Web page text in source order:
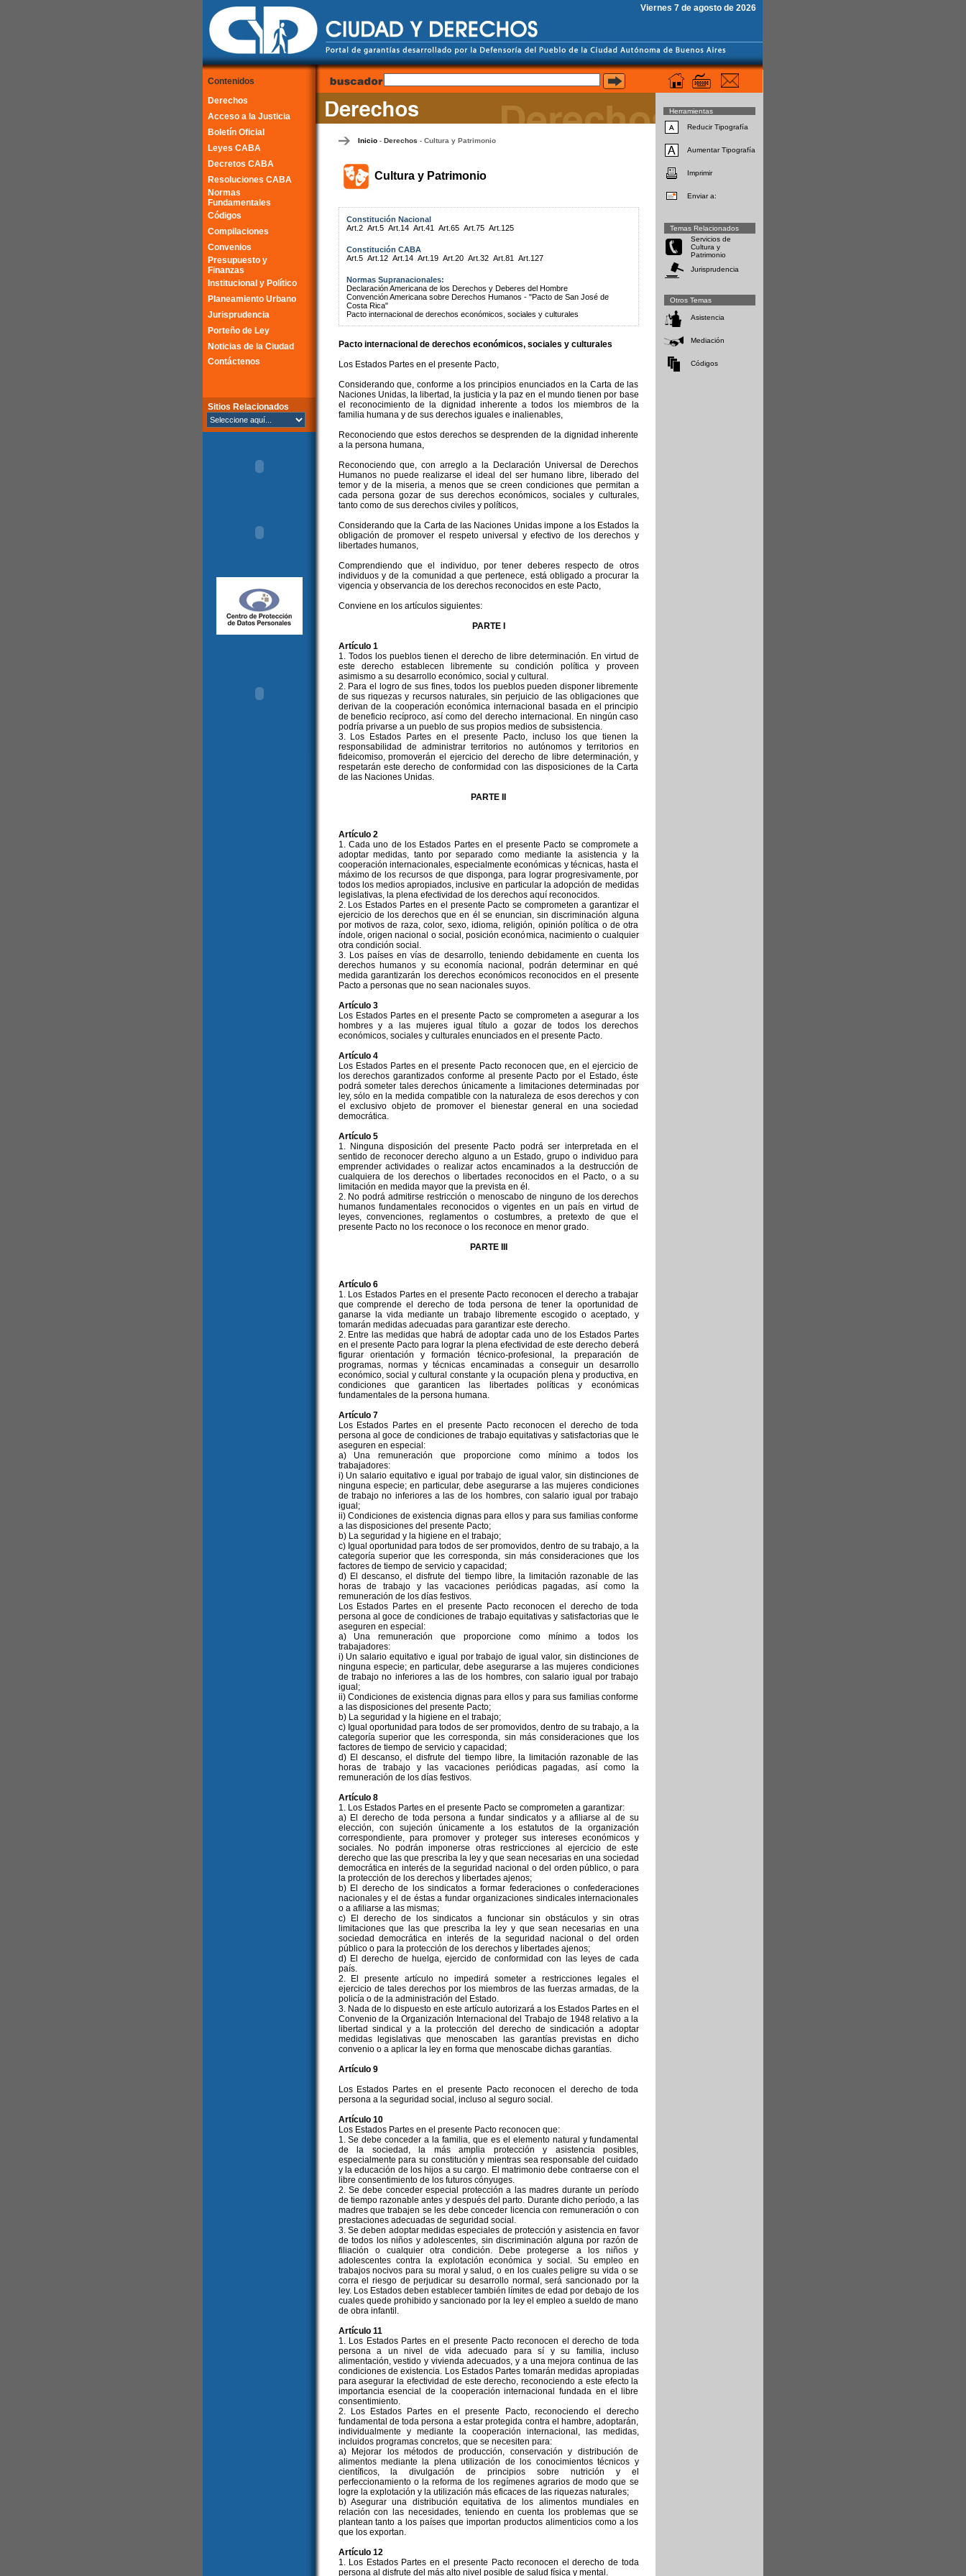
Viernes 7 de agosto de 2026
Contenidos
Derechos
Acceso a la Justicia
Boletín Oficial
Leyes CABA
Decretos CABA
Resoluciones CABA
Normas
Fundamentales
Códigos
Compilaciones
Convenios
Presupuesto y
Finanzas
Institucional y Político
Planeamiento Urbano
Jurisprudencia
Porteño de Ley
Noticias de la Ciudad
Contáctenos
Sitios Relacionados
Herramientas
Reducir Tipografía
Aumentar Tipografía
Imprimir
Enviar a:
Temas Relacionados
Servicios de
Cultura y
Patrimonio
Jurisprudencia
Otros Temas
Asistencia
Mediación
Códigos
Inicio- Derechos - Cultura y Patrimonio
Cultura y Patrimonio
Constitución Nacional
Art.2 Art.5 Art.14 Art.41 Art.65 Art.75 Art.125
Constitución CABA
Art.5 Art.12 Art.14 Art.19 Art.20 Art.32 Art.81 Art.127
Normas Supranacionales:
Declaración Americana de los Derechos y Deberes del Hombre
Convención Americana sobre Derechos Humanos - "Pacto de San José de
Costa Rica"
Pacto internacional de derechos económicos, sociales y culturales
Pacto internacional de derechos económicos, sociales y culturales
Los Estados Partes en el presente Pacto,
Considerando que, conforme a los principios enunciados en la Carta de las
Naciones Unidas, la libertad, la justicia y la paz en el mundo tienen por base
el reconocimiento de la dignidad inherente a todos los miembros de la
familia humana y de sus derechos iguales e inalienables,
Reconociendo que estos derechos se desprenden de la dignidad inherente
a la persona humana,
Reconociendo que, con arreglo a la Declaración Universal de Derechos
Humanos no puede realizarse el ideal del ser humano libre, liberado del
temor y de la miseria, a menos que se creen condiciones que permitan a
cada persona gozar de sus derechos económicos, sociales y culturales,
tanto como de sus derechos civiles y políticos,
Considerando que la Carta de las Naciones Unidas impone a los Estados la
obligación de promover el respeto universal y efectivo de los derechos y
libertades humanos,
Comprendiendo que el individuo, por tener deberes respecto de otros
individuos y de la comunidad a que pertenece, está obligado a procurar la
vigencia y observancia de los derechos reconocidos en este Pacto,
Conviene en los artículos siguientes:
PARTE I
Artículo 1
1. Todos los pueblos tienen el derecho de libre determinación. En virtud de
este derecho establecen libremente su condición política y proveen
asimismo a su desarrollo económico, social y cultural.
2. Para el logro de sus fines, todos los pueblos pueden disponer libremente
de sus riquezas y recursos naturales, sin perjuicio de las obligaciones que
derivan de la cooperación económica internacional basada en el principio
de beneficio recíproco, así como del derecho internacional. En ningún caso
podría privarse a un pueblo de sus propios medios de subsistencia.
3. Los Estados Partes en el presente Pacto, incluso los que tienen la
responsabilidad de administrar territorios no autónomos y territorios en
fideicomiso, promoverán el ejercicio del derecho de libre determinación, y
respetarán este derecho de conformidad con las disposiciones de la Carta
de las Naciones Unidas.
PARTE II
Artículo 2
1. Cada uno de los Estados Partes en el presente Pacto se compromete a
adoptar medidas, tanto por separado como mediante la asistencia y la
cooperación internacionales, especialmente económicas y técnicas, hasta el
máximo de los recursos de que disponga, para lograr progresivamente, por
todos los medios apropiados, inclusive en particular la adopción de medidas
legislativas, la plena efectividad de los derechos aquí reconocidos.
2. Los Estados Partes en el presente Pacto se comprometen a garantizar el
ejercicio de los derechos que en él se enuncian, sin discriminación alguna
por motivos de raza, color, sexo, idioma, religión, opinión política o de otra
índole, origen nacional o social, posición económica, nacimiento o cualquier
otra condición social.
3. Los países en vías de desarrollo, teniendo debidamente en cuenta los
derechos humanos y su economía nacional, podrán determinar en qué
medida garantizarán los derechos económicos reconocidos en el presente
Pacto a personas que no sean nacionales suyos.
Artículo 3
Los Estados Partes en el presente Pacto se comprometen a asegurar a los
hombres y a las mujeres igual título a gozar de todos los derechos
económicos, sociales y culturales enunciados en el presente Pacto.
Artículo 4
Los Estados Partes en el presente Pacto reconocen que, en el ejercicio de
los derechos garantizados conforme al presente Pacto por el Estado, éste
podrá someter tales derechos únicamente a limitaciones determinadas por
ley, sólo en la medida compatible con la naturaleza de esos derechos y con
el exclusivo objeto de promover el bienestar general en una sociedad
democrática.
Artículo 5
1. Ninguna disposición del presente Pacto podrá ser interpretada en el
sentido de reconocer derecho alguno a un Estado, grupo o individuo para
emprender actividades o realizar actos encaminados a la destrucción de
cualquiera de los derechos o libertades reconocidos en el Pacto, o a su
limitación en medida mayor que la prevista en él.
2. No podrá admitirse restricción o menoscabo de ninguno de los derechos
humanos fundamentales reconocidos o vigentes en un país en virtud de
leyes, convenciones, reglamentos o costumbres, a pretexto de que el
presente Pacto no los reconoce o los reconoce en menor grado.
PARTE III
Artículo 6
1. Los Estados Partes en el presente Pacto reconocen el derecho a trabajar
que comprende el derecho de toda persona de tener la oportunidad de
ganarse la vida mediante un trabajo libremente escogido o aceptado, y
tomarán medidas adecuadas para garantizar este derecho.
2. Entre las medidas que habrá de adoptar cada uno de los Estados Partes
en el presente Pacto para lograr la plena efectividad de este derecho deberá
figurar orientación y formación técnico-profesional, la preparación de
programas, normas y técnicas encaminadas a conseguir un desarrollo
económico, social y cultural constante y la ocupación plena y productiva, en
condiciones que garanticen las libertades políticas y económicas
fundamentales de la persona humana.
Artículo 7
Los Estados Partes en el presente Pacto reconocen el derecho de toda
persona al goce de condiciones de trabajo equitativas y satisfactorias que le
aseguren en especial:
a) Una remuneración que proporcione como mínimo a todos los
trabajadores:
i) Un salario equitativo e igual por trabajo de igual valor, sin distinciones de
ninguna especie; en particular, debe asegurarse a las mujeres condiciones
de trabajo no inferiores a las de los hombres, con salario igual por trabajo
igual;
ii) Condiciones de existencia dignas para ellos y para sus familias conforme
a las disposiciones del presente Pacto;
b) La seguridad y la higiene en el trabajo;
c) Igual oportunidad para todos de ser promovidos, dentro de su trabajo, a la
categoría superior que les corresponda, sin más consideraciones que los
factores de tiempo de servicio y capacidad;
d) El descanso, el disfrute del tiempo libre, la limitación razonable de las
horas de trabajo y las vacaciones periódicas pagadas, así como la
remuneración de los días festivos.
Los Estados Partes en el presente Pacto reconocen el derecho de toda
persona al goce de condiciones de trabajo equitativas y satisfactorias que le
aseguren en especial:
a) Una remuneración que proporcione como mínimo a todos los
trabajadores:
i) Un salario equitativo e igual por trabajo de igual valor, sin distinciones de
ninguna especie; en particular, debe asegurarse a las mujeres condiciones
de trabajo no inferiores a las de los hombres, con salario igual por trabajo
igual;
ii) Condiciones de existencia dignas para ellos y para sus familias conforme
a las disposiciones del presente Pacto;
b) La seguridad y la higiene en el trabajo;
c) Igual oportunidad para todos de ser promovidos, dentro de su trabajo, a la
categoría superior que les corresponda, sin más consideraciones que los
factores de tiempo de servicio y capacidad;
d) El descanso, el disfrute del tiempo libre, la limitación razonable de las
horas de trabajo y las vacaciones periódicas pagadas, así como la
remuneración de los días festivos.
Artículo 8
1. Los Estados Partes en el presente Pacto se comprometen a garantizar:
a) El derecho de toda persona a fundar sindicatos y a afiliarse al de su
elección, con sujeción únicamente a los estatutos de la organización
correspondiente, para promover y proteger sus intereses económicos y
sociales. No podrán imponerse otras restricciones al ejercicio de este
derecho que las que prescriba la ley y que sean necesarias en una sociedad
democrática en interés de la seguridad nacional o del orden público, o para
la protección de los derechos y libertades ajenos;
b) El derecho de los sindicatos a formar federaciones o confederaciones
nacionales y el de éstas a fundar organizaciones sindicales internacionales
o a afiliarse a las mismas;
c) El derecho de los sindicatos a funcionar sin obstáculos y sin otras
limitaciones que las que prescriba la ley y que sean necesarias en una
sociedad democrática en interés de la seguridad nacional o del orden
público o para la protección de los derechos y libertades ajenos;
d) El derecho de huelga, ejercido de conformidad con las leyes de cada
país.
2. El presente artículo no impedirá someter a restricciones legales el
ejercicio de tales derechos por los miembros de las fuerzas armadas, de la
policía o de la administración del Estado.
3. Nada de lo dispuesto en este artículo autorizará a los Estados Partes en el
Convenio de la Organización Internacional del Trabajo de 1948 relativo a la
libertad sindical y a la protección del derecho de sindicación a adoptar
medidas legislativas que menoscaben las garantías previstas en dicho
convenio o a aplicar la ley en forma que menoscabe dichas garantías.
Artículo 9
Los Estados Partes en el presente Pacto reconocen el derecho de toda
persona a la seguridad social, incluso al seguro social.
Artículo 10
Los Estados Partes en el presente Pacto reconocen que:
1. Se debe conceder a la familia, que es el elemento natural y fundamental
de la sociedad, la más amplia protección y asistencia posibles,
especialmente para su constitución y mientras sea responsable del cuidado
y la educación de los hijos a su cargo. El matrimonio debe contraerse con el
libre consentimiento de los futuros cónyuges.
2. Se debe conceder especial protección a las madres durante un período
de tiempo razonable antes y después del parto. Durante dicho período, a las
madres que trabajen se les debe conceder licencia con remuneración o con
prestaciones adecuadas de seguridad social.
3. Se deben adoptar medidas especiales de protección y asistencia en favor
de todos los niños y adolescentes, sin discriminación alguna por razón de
filiación o cualquier otra condición. Debe protegerse a los niños y
adolescentes contra la explotación económica y social. Su empleo en
trabajos nocivos para su moral y salud, o en los cuales peligre su vida o se
corra el riesgo de perjudicar su desarrollo normal, será sancionado por la
ley. Los Estados deben establecer también límites de edad por debajo de los
cuales quede prohibido y sancionado por la ley el empleo a sueldo de mano
de obra infantil.
Artículo 11
1. Los Estados Partes en el presente Pacto reconocen el derecho de toda
persona a un nivel de vida adecuado para sí y su familia, incluso
alimentación, vestido y vivienda adecuados, y a una mejora continua de las
condiciones de existencia. Los Estados Partes tomarán medidas apropiadas
para asegurar la efectividad de este derecho, reconociendo a este efecto la
importancia esencial de la cooperación internacional fundada en el libre
consentimiento.
2. Los Estados Partes en el presente Pacto, reconociendo el derecho
fundamental de toda persona a estar protegida contra el hambre, adoptarán,
individualmente y mediante la cooperación internacional, las medidas,
incluidos programas concretos, que se necesiten para:
a) Mejorar los métodos de producción, conservación y distribución de
alimentos mediante la plena utilización de los conocimientos técnicos y
científicos, la divulgación de principios sobre nutrición y el
perfeccionamiento o la reforma de los regímenes agrarios de modo que se
logre la explotación y la utilización más eficaces de las riquezas naturales;
b) Asegurar una distribución equitativa de los alimentos mundiales en
relación con las necesidades, teniendo en cuenta los problemas que se
plantean tanto a los países que importan productos alimenticios como a los
que los exportan.
Artículo 12
1. Los Estados Partes en el presente Pacto reconocen el derecho de toda
persona al disfrute del más alto nivel posible de salud física y mental.